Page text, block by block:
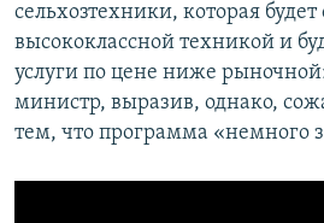
сельхозтехники, которая
высококлассной техникой и
услуги по цене ниже
министр, выразив, однако,
тем, что программа «немного